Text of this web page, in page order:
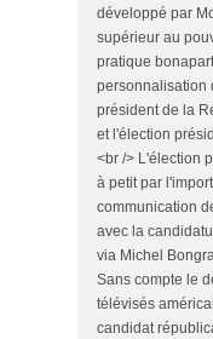
développé par
supérieur au
pratique
personnalisation
président de la
et l'élection
<br /> L'élection
à petit par
communication
avec la
via Michel
Sans compte le
télévisés
candidat